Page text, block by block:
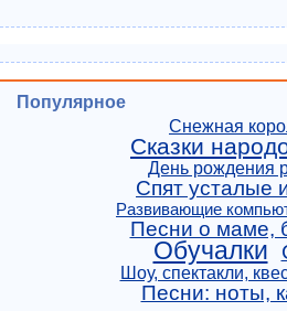
Популярное
Снежная
Сказки
День рождения
Спят усталые
Развивающие
Песни о маме,
Обучалки
Шоу, спектакли,
Песни: ноты,